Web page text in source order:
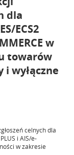
dla
ECS2
w
towarów
wyłączne
celnych dla
i AIS/e-
w zakresie